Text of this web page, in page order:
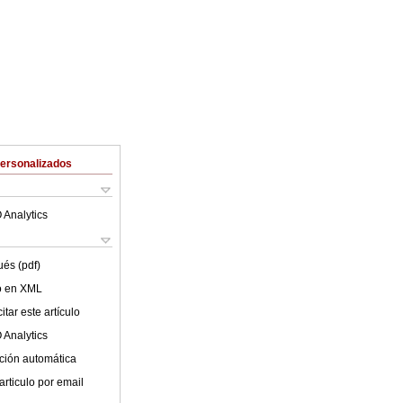
Analytics
(pdf)
en XML
este artículo
Analytics
automática
por email